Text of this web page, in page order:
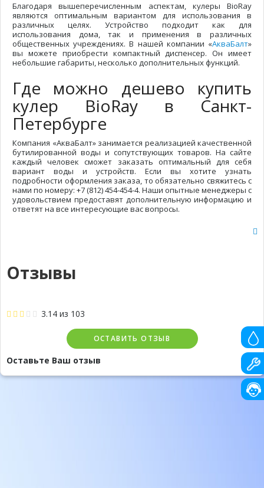
Благодаря вышеперечисленным аспектам, кулеры BioRay
являются оптимальным вариантом для использования в
различных целях. Устройство подходит как для
использования дома, так и применения в различных
общественных учреждениях. В нашей компании «АкваБалт»
вы можете приобрести компактный диспенсер. Он имеет
небольшие габариты, несколько дополнительных функций.
Где можно дешево купить
кулер BioRay в Санкт-
Петербурге
Компания «АкваБалт» занимается реализацией качественной
бутилированной воды и сопутствующих товаров. На сайте
каждый человек сможет заказать оптимальный для себя
вариант воды и устройств. Если вы хотите узнать
подробности оформления заказа, то обязательно свяжитесь с
нами по номеру: +7 (812) 454-454-4. Наши опытные менеджеры с
удовольствием предоставят дополнительную информацию и
ответят на все интересующие вас вопросы.
Отзывы
3.14 из 103
ОСТАВИТЬ ОТЗЫВ
Оставьте Ваш отзыв